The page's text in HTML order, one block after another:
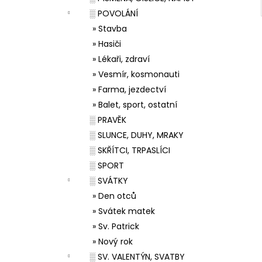
░ POVOLÁNÍ
» Stavba
» Hasiči
» Lékaři, zdraví
» Vesmír, kosmonauti
» Farma, jezdectví
» Balet, sport, ostatní
░ PRAVĚK
░ SLUNCE, DUHY, MRAKY
░ SKŘÍTCI, TRPASLÍCI
░ SPORT
░ SVÁTKY
» Den otců
» Svátek matek
» Sv. Patrick
» Nový rok
░ SV. VALENTÝN, SVATBY